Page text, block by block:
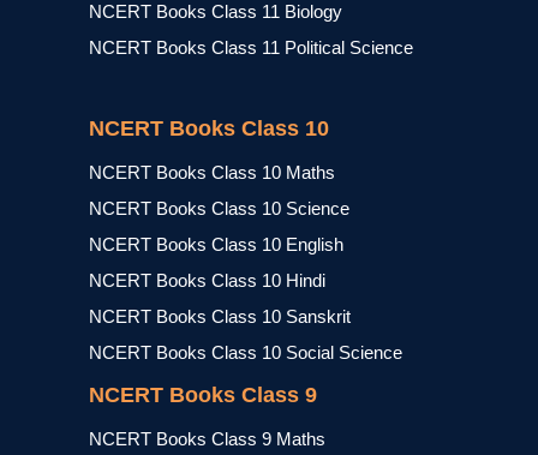
NCERT Books Class 11 Biology
NCERT Books Class 11 Political Science
NCERT Books Class 10
NCERT Books Class 10 Maths
NCERT Books Class 10 Science
NCERT Books Class 10 English
NCERT Books Class 10 Hindi
NCERT Books Class 10 Sanskrit
NCERT Books Class 10 Social Science
NCERT Books Class 9
NCERT Books Class 9 Maths